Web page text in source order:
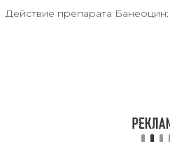
Действие препарата Банеоцин: